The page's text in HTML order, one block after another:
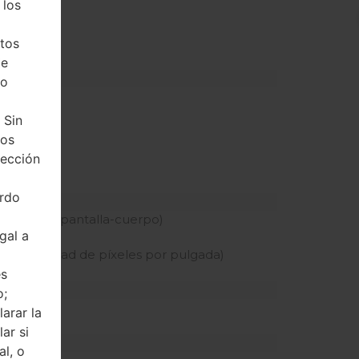
relación pantalla-cuerpo)
densidad de píxeles por pulgada)
los
a
la
si
o